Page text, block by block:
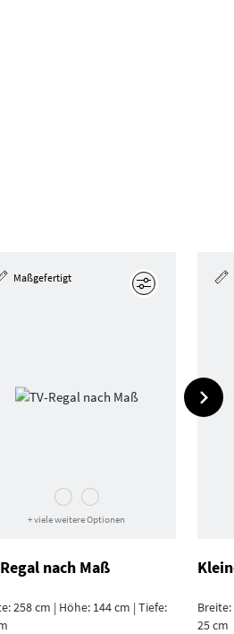
Maßgefertigt
+ viele weitere Optionen
nach Maß
258 cm | Höhe: 144 cm | Tiefe:
Breite:
25 cm